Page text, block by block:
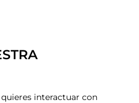
interactuar con